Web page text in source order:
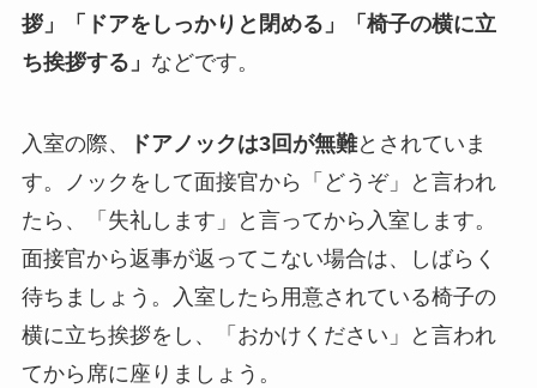
拶」「ドアをしっかりと閉める」「椅子の横に立
ち挨拶する」 などです。
入室の際、 ドアノックは3回が無難とされていま
す。ノックをして面接官から「どうぞ」と言われ
たら、「失礼します」と言ってから入室します。
面接官から返事が返ってこない場合は、しばらく
待ちましょう。入室したら用意されている椅子の
横に立ち挨拶をし、「おかけください」と言われ
てから席に座りましょう。